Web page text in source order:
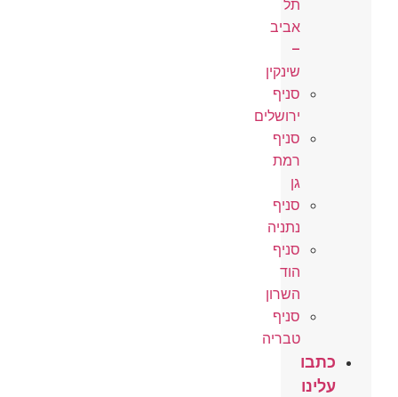
תל
אביב
–
שינקין
סניף
ירושלים
סניף
רמת
גן
סניף
נתניה
סניף
הוד
השרון
סניף
טבריה
כתבו
עלינו